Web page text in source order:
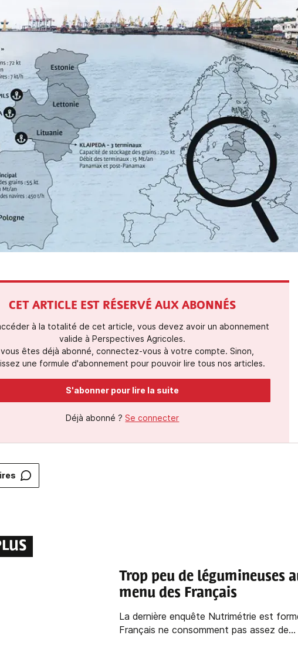
CET ARTICLE EST RÉSERVÉ AUX ABONNÉS
à la totalité de cet article, vous devez avoir un abonnement
valide à Perspectives Agricoles.
vous êtes déjà abonné, connectez-vous à votre compte. Sinon,
une formule d'abonnement pour pouvoir lire tous nos articles.
S'abonner pour lire la suite
Déjà abonné ? Se connecter
Trop peu de légumineuses
menu des Français
La dernière enquête Nutrimétrie est
Français ne consomment pas assez de...